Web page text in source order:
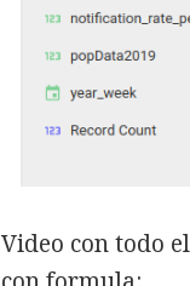
Video con todo